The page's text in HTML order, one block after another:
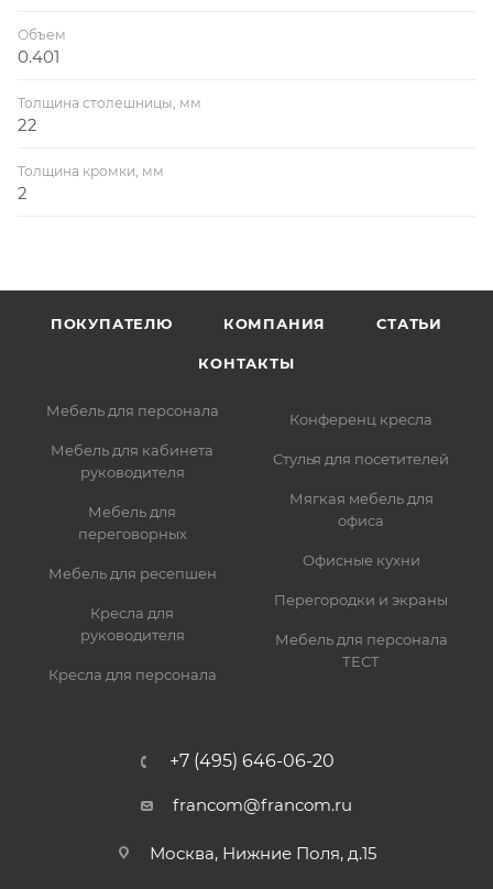
Объем
0.401
Толщина столешницы, мм
22
Толщина кромки, мм
2
ПОКУПАТЕЛЮ КОМПАНИЯ СТАТЬИ
КОНТАКТЫ
Мебель для персонала
Мебель для кабинета
руководителя
Мебель для
переговорных
Мебель для ресепшен
Кресла для
руководителя
Кресла для персонала
Конференц кресла
Стулья для посетителей
Мягкая мебель для
офиса
Офисные кухни
Перегородки и экраны
Мебель для персонала
ТЕСТ
+7 (495) 646-06-20
francom@francom.ru
Москва, Нижние Поля, д.15